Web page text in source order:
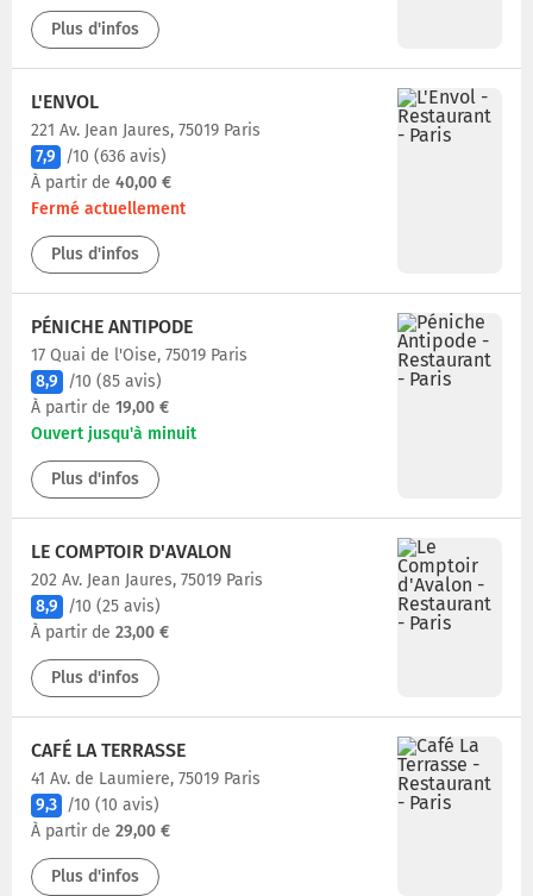
Plus d'infos
L'ENVOL
221 Av. Jean Jaures, 75019 Paris
7,9
/10 (636 avis)
À partir de 40,00 €
Fermé actuellement
Plus d'infos
PÉNICHE ANTIPODE
17 Quai de l'Oise, 75019 Paris
8,9
/10 (85 avis)
À partir de 19,00 €
Ouvert jusqu'à minuit
Plus d'infos
LE COMPTOIR D'AVALON
202 Av. Jean Jaures, 75019 Paris
8,9
/10 (25 avis)
À partir de 23,00 €
Plus d'infos
CAFÉ LA TERRASSE
41 Av. de Laumiere, 75019 Paris
9,3 /10 (10 avis)
À partir de 29,00 €
Plus d'infos